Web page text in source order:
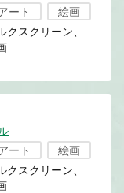
ート
絵画
クスクリーン、
ート
絵画
クスクリーン、